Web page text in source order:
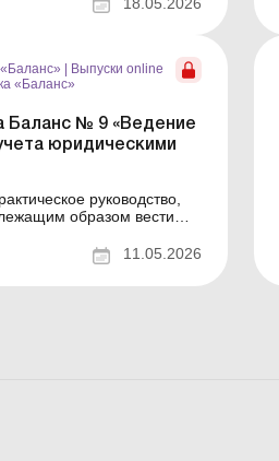
как предприятию
санкции. Баланс № 20 от
Выпуски online
«Баланс»
Баланс № 9 «Ведение
юридическими
руководство,
образом вести
и в какой срок
чтобы избежать
11.05.2026